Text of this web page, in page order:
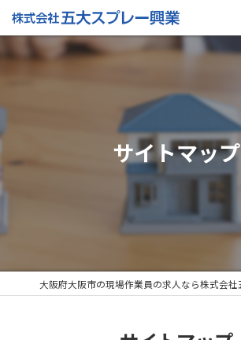
サイトマップ